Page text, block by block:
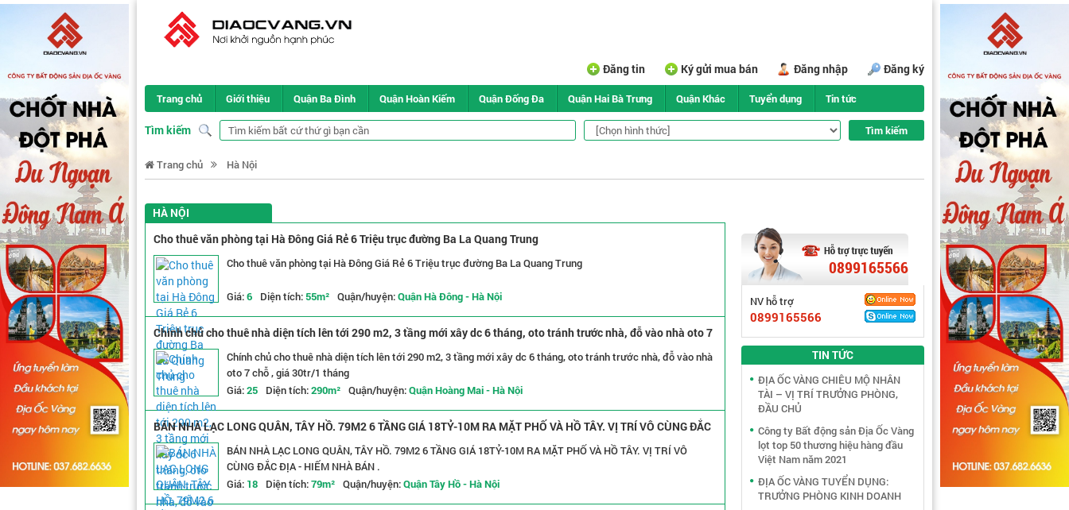
Đăng tin Ký gửi mua bán Đăng nhập Đăng ký
Trang chủ Giới thiệu Quận Ba Đình Quận Hoàn Kiếm Quận Đống Đa Quận Hai Bà Trưng Quận Khác Tuyển dụng Tin tức
Tìm kiếm
Trang chủ Hà Nội
HÀ NỘI
Cho thuê văn phòng tại Hà Đông Giá Rẻ 6 Triệu trục đường Ba La Quang Trung
Cho thuê văn phòng tại Hà Đông Giá Rẻ 6 Triệu trục đường Ba La Quang Trung
Giá:6 Diện tích:55m² Quận/huyện:Quận Hà Đông - Hà Nội
Chính chủ cho thuê nhà diện tích lên tới 290 m2, 3 tầng mới xây dc 6 tháng, oto tránh trước nhà, đỗ vào nhà oto 7
chỗ , giá 30tr/1 tháng
Chính chủ cho thuê nhà diện tích lên tới 290 m2, 3 tầng mới xây dc 6 tháng, oto tránh trước nhà, đỗ vào nhà
oto 7 chỗ , giá 30tr/1 tháng
Giá:25 Diện tích:290m² Quận/huyện:Quận Hoàng Mai - Hà Nội
BÁN NHÀ LẠC LONG QUÂN, TÂY HỒ. 79M2 6 TẦNG GIÁ 18TỶ-10M RA MẶT PHỐ VÀ HỒ TÂY. VỊ TRÍ VÔ CÙNG ĐẮC
ĐỊA - HIẾM NHÀ BÁN .
BÁN NHÀ LẠC LONG QUÂN, TÂY HỒ. 79M2 6 TẦNG GIÁ 18TỶ-10M RA MẶT PHỐ VÀ HỒ TÂY. VỊ TRÍ VÔ
CÙNG ĐẮC ĐỊA - HIẾM NHÀ BÁN .
Giá: 18 Diện tích:79m² Quận/huyện:Quận Tây Hồ - Hà Nội
0899165566
NV hỗ trợ
0899165566
TIN TỨC
ĐỊA ỐC VÀNG CHIÊU MỘ NHÂN
TÀI – VỊ TRÍ TRƯỞNG PHÒNG,
ĐẦU CHỦ
Công ty Bất động sản Địa Ốc Vàng
lọt top 50 thương hiệu hàng đầu
Việt Nam năm 2021
ĐỊA ỐC VÀNG TUYỂN DỤNG:
TRƯỞNG PHÒNG KINH DOANH